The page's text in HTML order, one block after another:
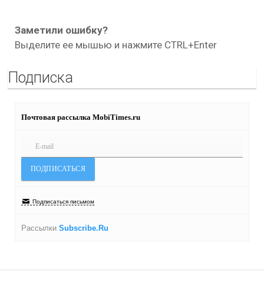
Заметили ошибку?
Выделите ее мышью и нажмите CTRL+Enter
Подписка
Почтовая рассылка MobiTimes.ru
Подписаться письмом
Рассылки Subscribe.Ru